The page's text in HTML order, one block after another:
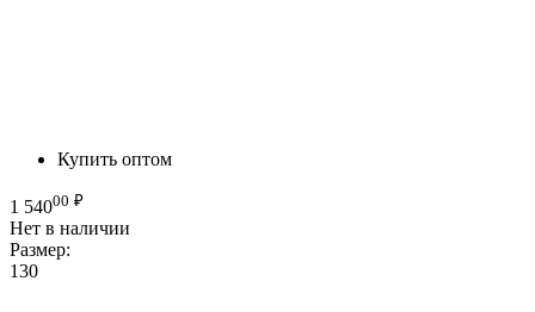
Купить оптом
1 54000 ₽
Нет в наличии
Размер:
130